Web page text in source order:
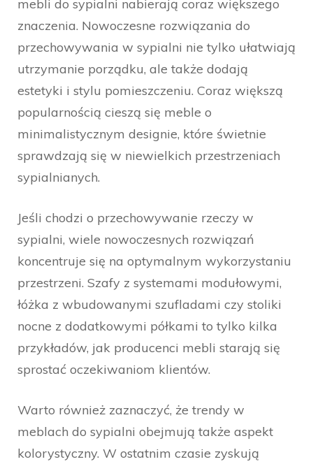
mebli do sypialni nabierają coraz większego
znaczenia. Nowoczesne rozwiązania do
przechowywania w sypialni nie tylko ułatwiają
utrzymanie porządku, ale także dodają
estetyki i stylu pomieszczeniu. Coraz większą
popularnością cieszą się meble o
minimalistycznym designie, które świetnie
sprawdzają się w niewielkich przestrzeniach
sypialnianych.
Jeśli chodzi o przechowywanie rzeczy w
sypialni, wiele nowoczesnych rozwiązań
koncentruje się na optymalnym wykorzystaniu
przestrzeni. Szafy z systemami modułowymi,
łóżka z wbudowanymi szufladami czy stoliki
nocne z dodatkowymi półkami to tylko kilka
przykładów, jak producenci mebli starają się
sprostać oczekiwaniom klientów.
Warto również zaznaczyć, że trendy w
meblach do sypialni obejmują także aspekt
kolorystyczny. W ostatnim czasie zyskują